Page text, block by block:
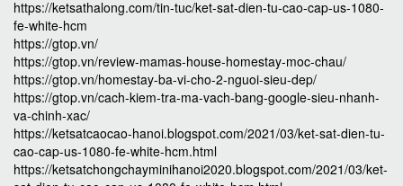
https://ketsathalong.com/tin-tuc/ket-sat-dien-tu-cao-cap-us-1080-
fe-white-hcm
https://gtop.vn/
https://gtop.vn/review-mamas-house-homestay-moc-chau/
https://gtop.vn/homestay-ba-vi-cho-2-nguoi-sieu-dep/
https://gtop.vn/cach-kiem-tra-ma-vach-bang-google-sieu-nhanh-
va-chinh-xac/
https://ketsatcaocao-hanoi.blogspot.com/2021/03/ket-sat-dien-tu-
cao-cap-us-1080-fe-white-hcm.html
https://ketsatchongchayminihanoi2020.blogspot.com/2021/03/ket-